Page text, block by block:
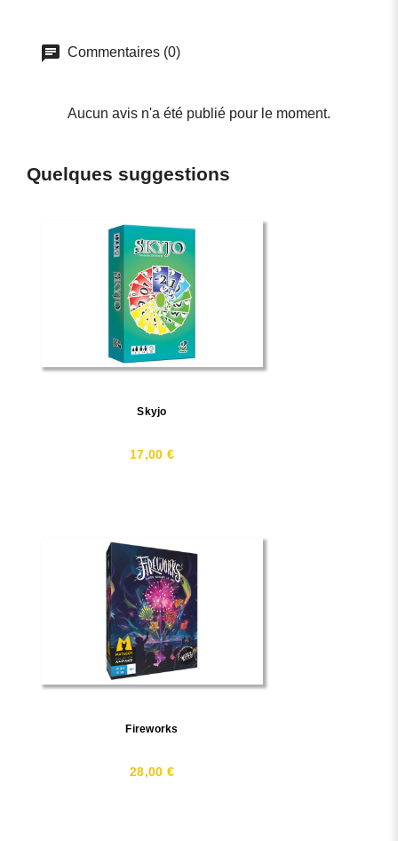
Commentaires (0)
Aucun avis n'a été publié pour le moment.
Quelques suggestions
Skyjo
17,00 €
Fireworks
28,00 €